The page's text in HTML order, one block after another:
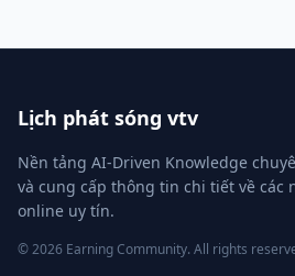
Lịch phát sóng vtv
Nền tảng AI-Driven Knowledge
và cung cấp thông tin chi tiết về các
online uy tín.
© 2026 Earning Community. All rights